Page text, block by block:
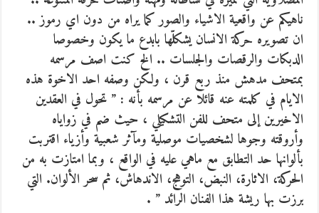
ناهيكم عن واقعية الاشياء والصور كما يراه من دون اي رموز ..
ان تصويره حركة الانسان يشكلّها بابدع ما يكون وخصوصا
الدبكات والرقصات والجلسات .. الخ كنت اصف مرسمه
بمتحف مدهش منذ ربع قرن ، ولكن وصفه احد الاخوة هذه
الايام في كلمته عنه قائلا عن مرسمه بأنه : ” تحول في العقدين
الاخيرين إلى متحف للفن التشكيلي ، حيث ضم في زواياه
وأروقته وجوها لشخصيات موصلية ومآثر شعبية وأزياء اقتربت
بألوانها حد التطابق مع ماهي عليه في الواقع ، وبما امتازت به من
الحركة، الاثارة، النبض، التوهج، الاندهاش، ثم سحر الألوان. التي
برزت بها ريشة هذا الفنان الرائد ” .